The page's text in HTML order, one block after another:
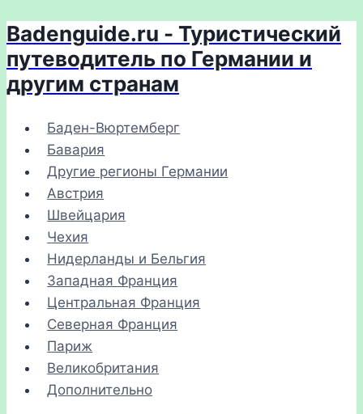
Перейти
к
содержимому
Badenguide.ru - Туристический
путеводитель по Германии и
другим странам
Баден-Вюртемберг
Бавария
Другие регионы Германии
Австрия
Швейцария
Чехия
Нидерланды и Бельгия
Западная Франция
Центральная Франция
Северная Франция
Париж
Великобритания
Дополнительно